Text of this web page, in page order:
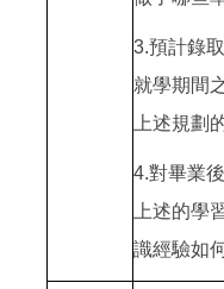
3.預計錄
就學期間
上述規劃
4.對畢業
上述的學
識經驗如